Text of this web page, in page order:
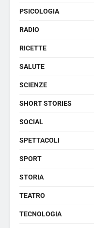
PSICOLOGIA
RADIO
RICETTE
SALUTE
SCIENZE
SHORT STORIES
SOCIAL
SPETTACOLI
SPORT
STORIA
TEATRO
TECNOLOGIA